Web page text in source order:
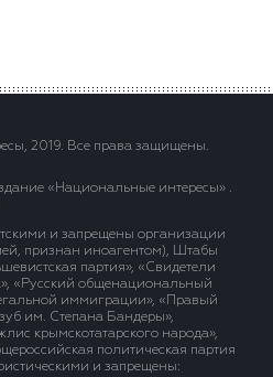
2019. Все права защищены.
«Национальные интересы» .
и запрещены организации
признан иноагентом), Штабы
партия», «Свидетели
«Русский общенациональный
иммиграции», «Правый
им. Степана Бандеры»,
крымскотатарского народа»,
политическая партия
и запрещены: